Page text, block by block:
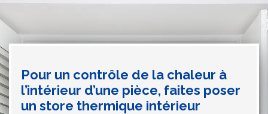
Pour un contrôle de la chaleur à
l’intérieur d’une pièce, faites poser
un store thermique intérieur